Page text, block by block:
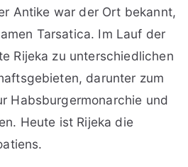
Antike war der Ort bekannt,
Tarsatica. Im Lauf der
Rijeka zu unterschiedlichen
darunter zum
Habsburgermonarchie und
Heute ist Rijeka die